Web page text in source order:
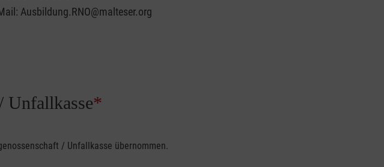
Ausbildung.RNO@malteser.org
Unfallkasse*
/ Unfallkasse übernommen.